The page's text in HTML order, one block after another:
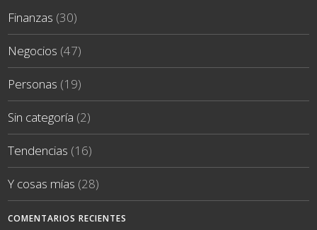
Finanzas (30)
Negocios (47)
Personas (19)
Sin categoría (2)
Tendencias (16)
Y cosas mías (28)
COMENTARIOS RECIENTES